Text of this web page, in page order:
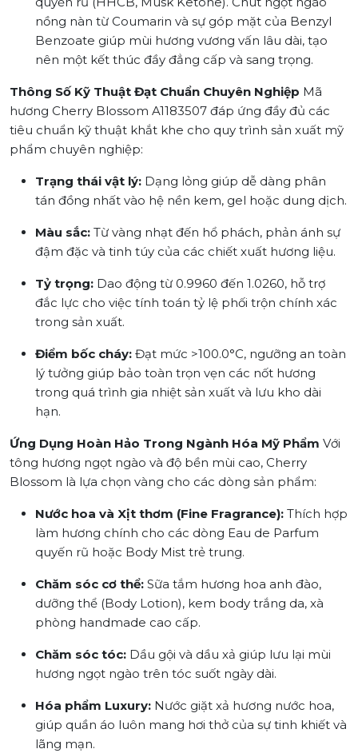
nồng nàn từ Coumarin và sự góp mặt của Benzyl
Benzoate giúp mùi hương vương vấn lâu dài, tạo
nên một kết thúc đầy đẳng cấp và sang trọng.
Thông Số Kỹ Thuật Đạt Chuẩn Chuyên Nghiệp Mã
hương Cherry Blossom A1183507 đáp ứng đầy đủ các
tiêu chuẩn kỹ thuật khắt khe cho quy trình sản xuất mỹ
phẩm chuyên nghiệp:
Trạng thái vật lý: Dạng lỏng giúp dễ dàng phân
tán đồng nhất vào hệ nền kem, gel hoặc dung dịch.
Màu sắc: Từ vàng nhạt đến hổ phách, phản ánh sự
đậm đặc và tinh túy của các chiết xuất hương liệu.
Tỷ trọng: Dao động từ 0.9960 đến 1.0260, hỗ trợ
đắc lực cho việc tính toán tỷ lệ phối trộn chính xác
trong sản xuất.
Điểm bốc cháy: Đạt mức >100.0°C, ngưỡng an toàn
lý tưởng giúp bảo toàn trọn vẹn các nốt hương
trong quá trình gia nhiệt sản xuất và lưu kho dài
hạn.
Ứng Dụng Hoàn Hảo Trong Ngành Hóa Mỹ Phẩm Với
tông hương ngọt ngào và độ bền mùi cao, Cherry
Blossom là lựa chọn vàng cho các dòng sản phẩm:
Nước hoa và Xịt thơm (Fine Fragrance): Thích hợp
làm hương chính cho các dòng Eau de Parfum
quyến rũ hoặc Body Mist trẻ trung.
Chăm sóc cơ thể: Sữa tắm hương hoa anh đào,
dưỡng thể (Body Lotion), kem body trắng da, xà
phòng handmade cao cấp.
Chăm sóc tóc: Dầu gội và dầu xả giúp lưu lại mùi
hương ngọt ngào trên tóc suốt ngày dài.
Hóa phẩm Luxury: Nước giặt xả hương nước hoa,
giúp quần áo luôn mang hơi thở của sự tinh khiết và
lãng mạn.